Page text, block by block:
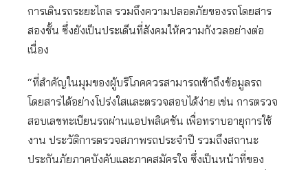
การเดินรถระยะไกล รวมถึงความปลอดภัยของรถโดยสาร
สองชั้น ซึ่งยังเป็นประเด็นที่สังคมให้ความกังวลอย่างต่อ
เนื่อง
“ที่สำคัญในมุมของผู้บริโภคควรสามารถเข้าถึงข้อมูลรถ
โดยสารได้อย่างโปร่งใสและตรวจสอบได้ง่าย เช่น การตรวจ
สอบเลขทะเบียนรถผ่านแอปพลิเคชัน เพื่อทราบอายุการใช้
งาน ประวัติการตรวจสภาพรถประจำปี รวมถึงสถานะ
ประกันภัยภาคบังคับและภาคสมัครใจ ซึ่งเป็นหน้าที่ของ